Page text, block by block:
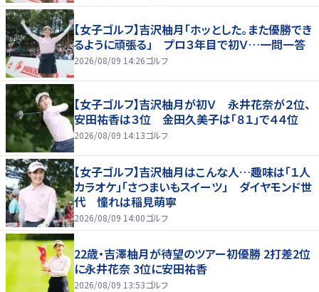
【女子ゴルフ】吉沢柚月「ホッとした。また優勝でき
るように頑張る」 プロ３年目で初Ｖ…一問一答
2026/08/09 14:26ゴルフ
【女子ゴルフ】吉沢柚月が初Ｖ 永井花奈が２位、
安田祐香は３位 金田久美子は「８１」で４４位
2026/08/09 14:13ゴルフ
【女子ゴルフ】吉沢柚月はこんな人…趣味は「１人
カラオケ」「さつまいもスイーツ」 ダイヤモンド世
代 憧れは稲見萌寧
2026/08/09 14:00ゴルフ
22歳・吉澤柚月が待望のツアー初優勝 2打差2位
に永井花奈 3位に安田祐香
2026/08/09 13:53ゴルフ